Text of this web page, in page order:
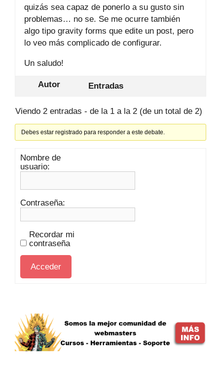
quizás sea capaz de ponerlo a su gusto sin
problemas… no se. Se me ocurre también
algo tipo gravity forms que edite un post, pero
lo veo más complicado de configurar.
Un saludo!
Autor Entradas
Viendo 2 entradas - de la 1 a la 2 (de un total de 2)
Debes estar registrado para responder a este debate.
Nombre de
usuario:
Contraseña:
Recordar mi
contraseña
Acceder